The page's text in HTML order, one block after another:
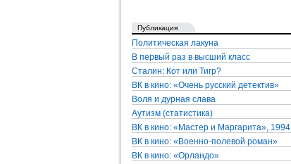
Публикация
Политическая лакуна
В первый раз в высший класс
Сталин: Кот или Тигр?
ВК в кино: «Очень русский детектив»
Воля и дурная слава
Аутизм (статистика)
ВК в кино: «Мастер и Маргарита», 1994
ВК в кино: «Военно-полевой роман»
ВК в кино: «Орландо»